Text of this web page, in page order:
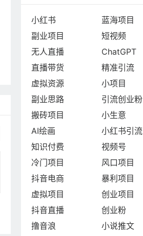
小红书
蓝海项目
副业项目
短视频
无人直播
ChatGPT
直播带货
精准引流
虚拟资源
小项目
副业思路
引流创业粉
搬砖项目
小生意
AI绘画
小红书引流
知识付费
视频号
冷门项目
风口项目
抖音电商
暴利项目
虚拟项目
创业项目
抖音直播
创业粉
撸音浪
小说推文